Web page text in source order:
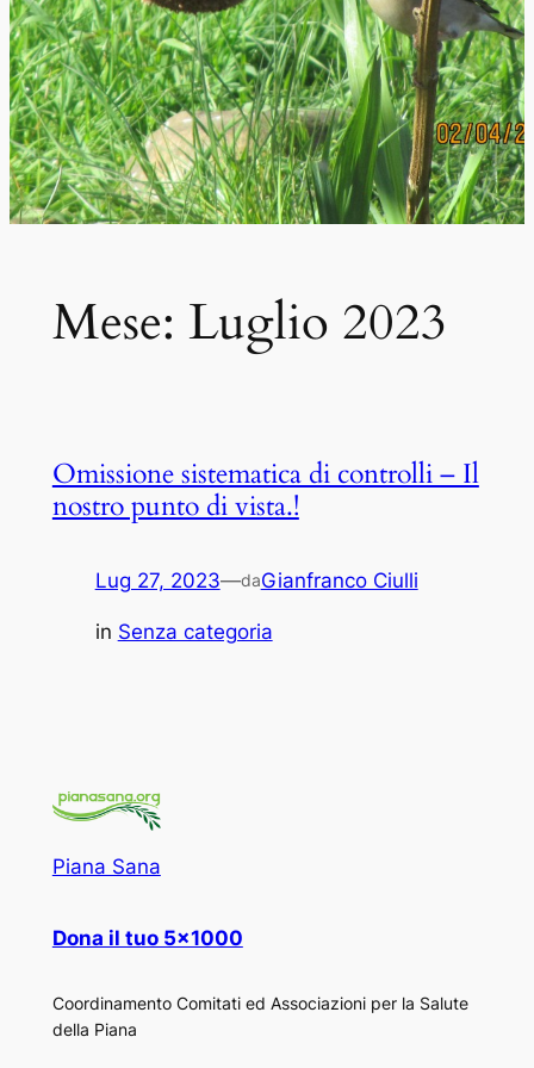
Mese: Luglio 2023
Omissione sistematica di controlli – Il
nostro punto di vista.!
Lug 27, 2023—daGianfranco Ciulli
in Senza categoria
Piana Sana
Dona il tuo 5×1000
Coordinamento Comitati ed Associazioni per la Salute
della Piana